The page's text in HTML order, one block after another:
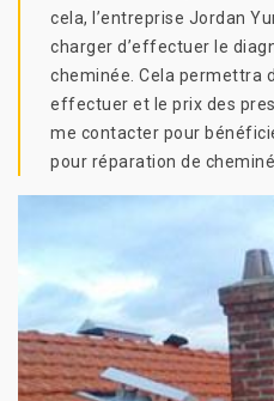
cela, l’entreprise Jordan
charger d’effectuer le
cheminée. Cela permettra
effectuer et le prix des
me contacter pour
pour réparation de